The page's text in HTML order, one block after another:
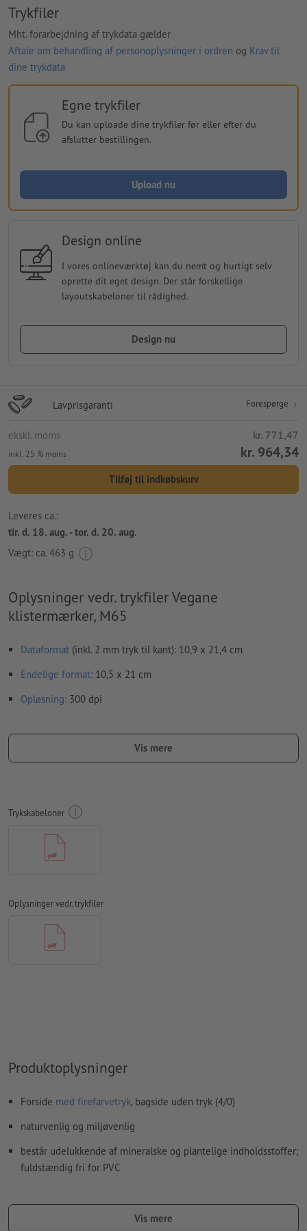
Trykfiler
Mht. forarbejdning af trykdata gælder
Aftale om behandling af personoplysninger i ordren og Krav til
dine trykdata
Egne trykfiler
Du kan uploade dine trykfiler før eller efter du
afslutter bestillingen.
Upload nu
Design online
I vores onlineværktøj kan du nemt og hurtigt selv
oprette dit eget design. Der står forskellige
layoutskabeloner til rådighed.
Design nu
Lavprisgaranti Forespørge
ekskl. moms kr. 771,47
inkl. 25 % moms kr. 964,34
Tilføj til indkøbskurv
Leveres ca.:
tir. d. 18. aug. - tor. d. 20. aug.
Vægt: ca. 463 g
Oplysninger vedr. trykfiler Vegane
klistermærker, M65
Dataformat (inkl. 2 mm tryk til kant): 10,9 x 21,4 cm
Endelige format: 10,5 x 21 cm
Opløsning: 300 dpi
Skrifttyperskal integreres helt eller konverteres til kurver
papir, FOGRA52 (PSO Uncoated v3 FOGRA52) til ubestrøget
Vi kontrollerer ikke for
Kommentarer
slettes og trykkes ikke
Formularfeltets
Vis mere
Trykskabeloner
Oplysninger vedr. trykfiler
Produktoplysninger
Forside med firefarvetryk, bagside uden tryk (4/0)
naturvenlig og miljøvenlig
består udelukkende af mineralske og plantelige indholdsstoffer;
fuldstændig fri for PVC
udmærket med kvalitetsmærkaten "V-Label", som kendetegner
Vis mere